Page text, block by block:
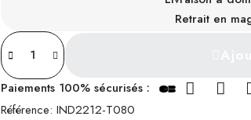
Retrait en
Paiements 100% sécurisés :
Référence IND2212-T080